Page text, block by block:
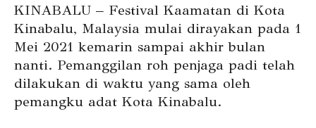
KINABALU – Festival Kaamatan di Kota
Kinabalu, Malaysia mulai dirayakan pada 1
Mei 2021 kemarin sampai akhir bulan
nanti. Pemanggilan roh penjaga padi telah
dilakukan di waktu yang sama oleh
pemangku adat Kota Kinabalu.